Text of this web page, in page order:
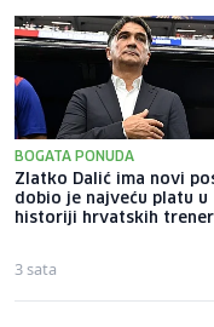
BOGATA PONUDA
Zlatko Dalić ima novi
dobio je najveću platu u
historiji hrvatskih
3 sata